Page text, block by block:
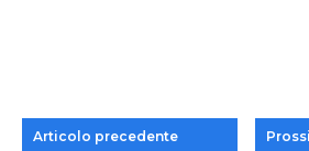
Articolo precedente